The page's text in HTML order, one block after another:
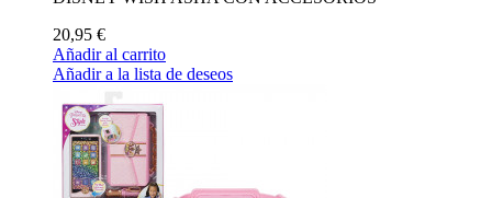
20,95 €
Añadir al carrito
Añadir a la lista de deseos